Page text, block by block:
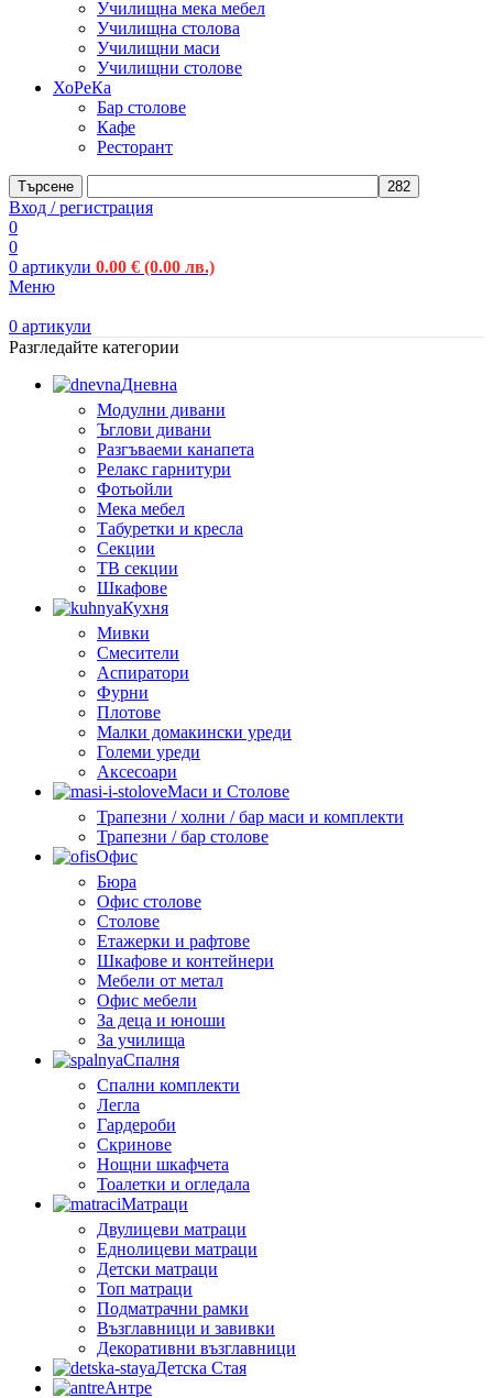
Училищна мека мебел
Училищна столова
Училищни маси
Училищни столове
ХоРеКа
Бар столове
Кафе
Ресторант
Търсене
Вход / регистрация
0
0
0 артикули 0.00 € (0.00 лв.)
Меню
0 артикули
Разгледайте категории
Дневна
Модулни дивани
Ъглови дивани
Разгъваеми канапета
Релакс гарнитури
Фотьойли
Мека мебел
Табуретки и кресла
Секции
ТВ секции
Шкафове
Кухня
Мивки
Смесители
Аспиратори
Фурни
Плотове
Малки домакински уреди
Големи уреди
Аксесоари
Маси и Столове
Трапезни / холни / бар маси и комплекти
Трапезни / бар столове
Офис
Бюра
Офис столове
Столове
Етажерки и рафтове
Шкафове и контейнери
Мебели от метал
Офис мебели
За деца и юноши
За училища
Спалня
Спални комплекти
Легла
Гардероби
Скринове
Нощни шкафчета
Тоалетки и огледала
Матраци
Двулицеви матраци
Еднолицеви матраци
Детски матраци
Топ матраци
Подматрачни рамки
Възглавници и завивки
Декоративни възглавници
Детска Стая
Антре